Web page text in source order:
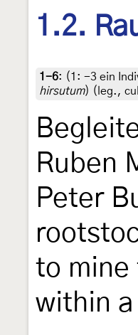
1.2.
1-6: (1: -3 ein
hirsutum) (leg.,
Ruben
Peter
to mine
within